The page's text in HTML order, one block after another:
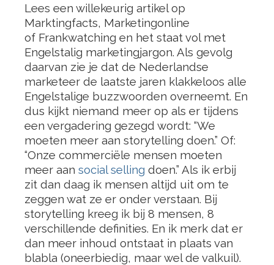
Lees een willekeurig artikel op
Marktingfacts, Marketingonline
of Frankwatching en het staat vol met
Engelstalig marketingjargon. Als gevolg
daarvan zie je dat de Nederlandse
marketeer de laatste jaren klakkeloos alle
Engelstalige buzzwoorden overneemt. En
dus kijkt niemand meer op als er tijdens
een vergadering gezegd wordt: “We
moeten meer aan storytelling doen.” Of:
“Onze commerciële mensen moeten
meer aan social selling doen.” Als ik erbij
zit dan daag ik mensen altijd uit om te
zeggen wat ze er onder verstaan. Bij
storytelling kreeg ik bij 8 mensen, 8
verschillende definities. En ik merk dat er
dan meer inhoud ontstaat in plaats van
blabla (oneerbiedig, maar wel de valkuil).